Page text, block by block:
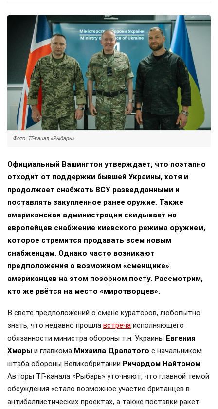
Фото: ТГ-канал «Рыбарь»
Официальный Вашингтон утверждает, что поэтапно
отходит от поддержки бывшей Украины, хотя и
продолжает снабжать ВСУ разведданными и
поставлять закупленное ранее оружие. Также
американская администрация скидывает на
европейцев снабжение киевского режима оружием,
которое стремится продавать всем новым
снабженцам. Однако часто возникают
предположения о возможном «сменщике»
американцев на этом позорном посту. Рассмотрим,
кто же рвётся на место «миротворцев».
В свете предположений о смене кураторов, любопытно
знать, что недавно прошла встреча исполняющего
обязанности министра обороны т.н. Украины Евгения
Хмары и главкома Михаила Драпатого с начальником
штаба обороны Великобритании Ричардом Найтоном.
Авторы ТГ-канала «Рыбарь» уточняют, что главной темой
обсуждения «стало возможное участие британцев в
антибаллистических проектах, а также поставки ракет